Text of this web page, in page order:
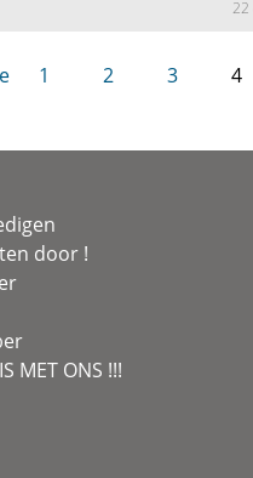
22
1 2 3 4
door !
MET ONS !!!